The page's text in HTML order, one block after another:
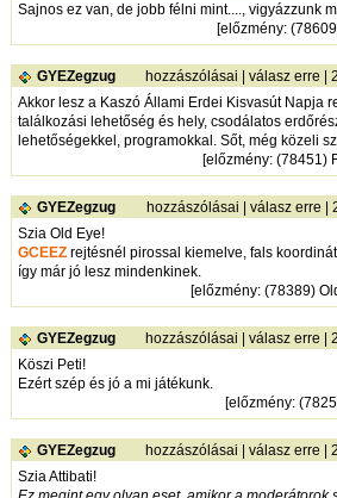
Sajnos ez van, de jobb félni mint...., vigyázzunk
[előzmény:
GYEZegzug hozzászólásai |válasz erre |
Akkor lesz a Kaszó Állami Erdei Kisvasút Napja
találkozási lehetőség és hely, csodálatos
lehetőségekkel, programokkal. Sőt, még közeli
[előzmény: (78451)
GYEZegzug hozzászólásai |válasz erre |
Szia Old Eye!
GCEEZ rejtésnél pirossal kiemelve, fals
így már jó lesz mindenkinek.
[előzmény: (78389)
GYEZegzug hozzászólásai |válasz erre |
Köszi Peti!
Ezért szép és jó a mi játékunk.
[előzmény:
GYEZegzug hozzászólásai |válasz erre |
Szia Attibati!